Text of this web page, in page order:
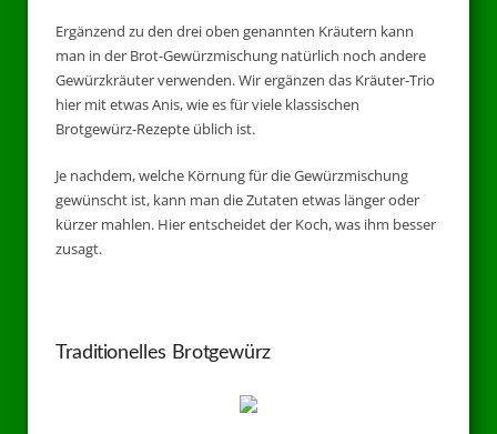
Ergänzend zu den drei oben genannten Kräutern kann
man in der Brot-Gewürzmischung natürlich noch andere
Gewürzkräuter verwenden. Wir ergänzen das Kräuter-Trio
hier mit etwas Anis, wie es für viele klassischen
Brotgewürz-Rezepte üblich ist.
Je nachdem, welche Körnung für die Gewürzmischung
gewünscht ist, kann man die Zutaten etwas länger oder
kürzer mahlen. Hier entscheidet der Koch, was ihm besser
zusagt.
Traditionelles Brotgewürz